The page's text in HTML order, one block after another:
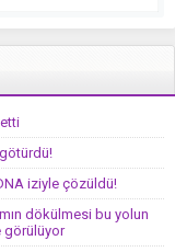
iziyle çözüldü!
dökülmesi bu yolun
görülüyor